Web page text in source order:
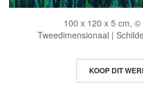
100 x 120 x 5 cm,
Tweedimensionaal |
KOOP DIT